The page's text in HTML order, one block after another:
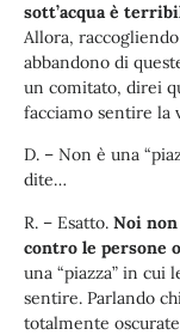
sott’acqua è
Allora,
abbandono di
un comitato, direi
facciamo sentire la
D. – Non è una
dite…
R. – Esatto. Noi
contro le persone
una “piazza” in cui
sentire. Parlando
totalmente